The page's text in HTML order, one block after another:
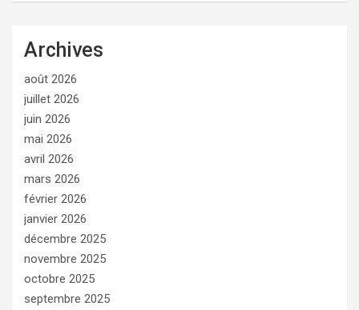
Archives
août 2026
juillet 2026
juin 2026
mai 2026
avril 2026
mars 2026
février 2026
janvier 2026
décembre 2025
novembre 2025
octobre 2025
septembre 2025